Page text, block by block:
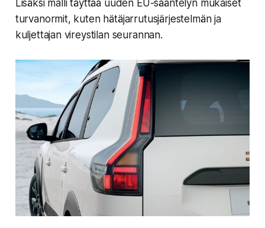
Lisäksi malli täyttää uuden EU-sääntelyn mukaiset
turvanormit, kuten hätäjarrutusjärjestelmän ja
kuljettajan vireystilan seurannan.